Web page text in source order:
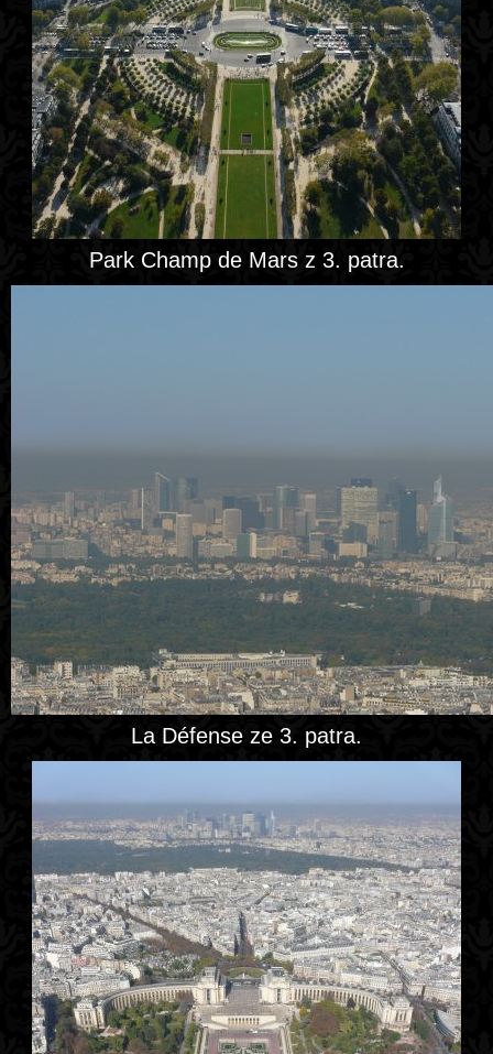
Park Champ de Mars z 3. patra.
La Défense ze 3. patra.